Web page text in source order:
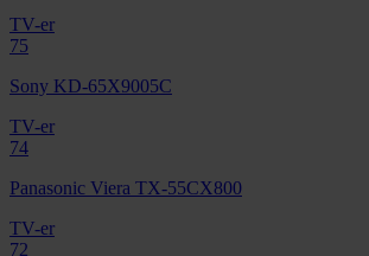
TV-er
75
Sony KD-65X9005C
TV-er
74
Panasonic Viera TX-55CX800
TV-er
72